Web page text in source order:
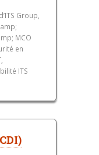
Group,
MCO
en
ITS